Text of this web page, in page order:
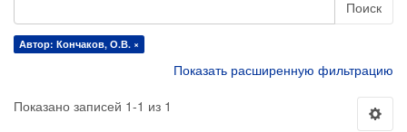
Поиск
Автор: Кончаков, О.В. ×
Показать расширенную фильтрацию
Показано записей 1-1 из 1